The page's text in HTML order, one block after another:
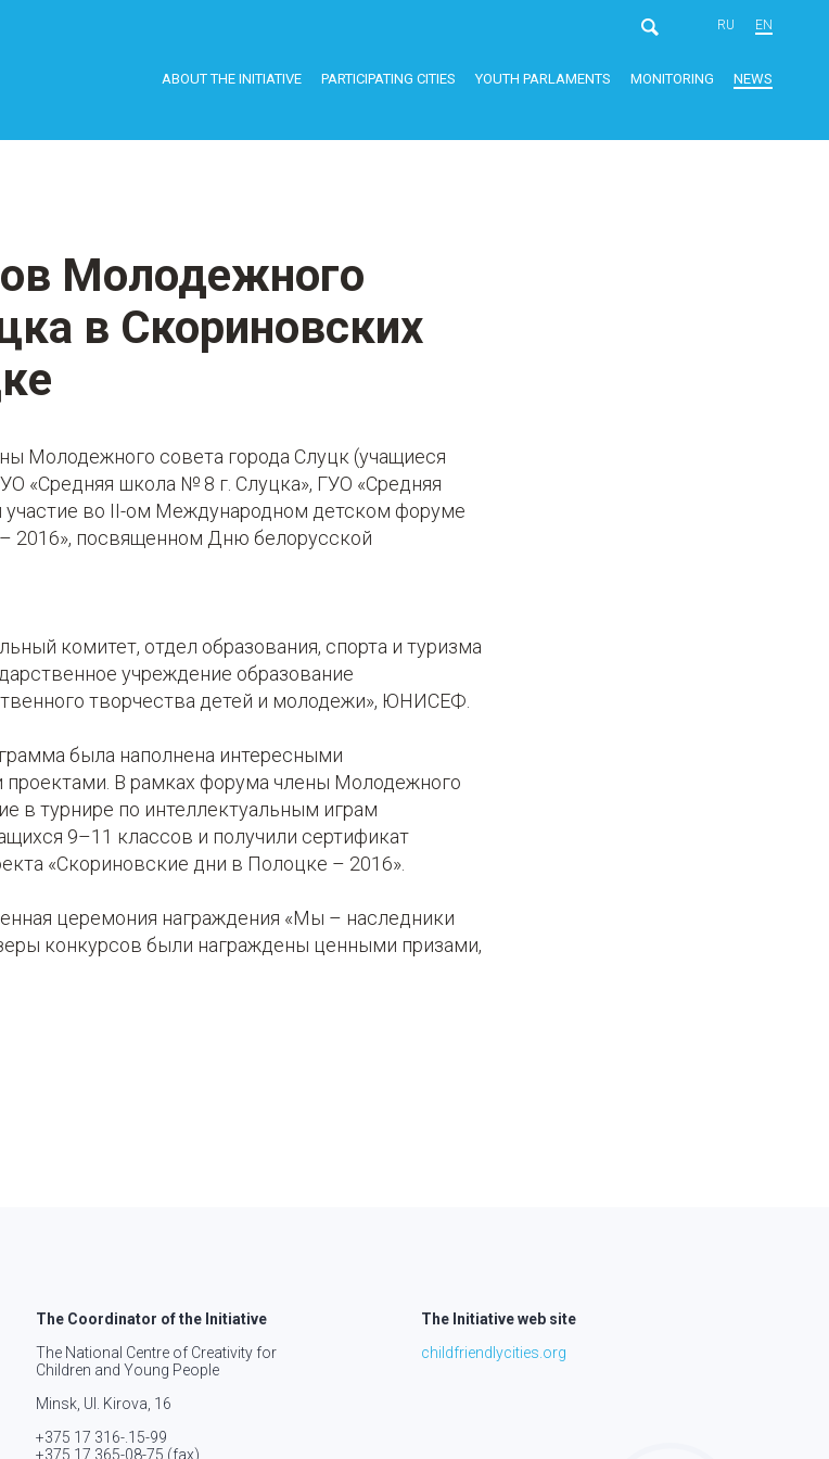
RU EN
ABOUT THE INITIATIVE PARTICIPATING CITIES YOUTH PARLAMENTS MONITORING NEWS
Молодежного
в Скориновских
Молодежного совета города Слуцк (учащиеся
«Средняя школа № 8 г. Слуцка», ГУО «Средняя
участие во II-ом Международном детском форуме
2016», посвященном Дню белорусской
комитет, отдел образования, спорта и туризма
учреждение образование
творчества детей и молодежи», ЮНИСЕФ.
была наполнена интересными
В рамках форума члены Молодежного
в турнире по интеллектуальным играм
9–11 классов и получили сертификат
«Скориновские дни в Полоцке – 2016».
церемония награждения «Мы – наследники
конкурсов были награждены ценными призами,
The Coordinator of the Initiative
The National Centre of Creativity for
Children and Young People
Minsk, Ul. Kirova, 16
+375 17 316-.15-99
+375 17 365-08-75 (fax)
The Initiative web site
childfriendlycities.org